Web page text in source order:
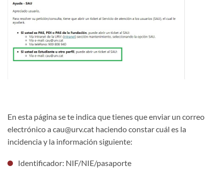
En esta página se te indica que tienes que enviar un correo
electrónico a cau@urv.cat haciendo constar cuál es la
incidencia y la información siguiente:
Identificador: NIF/NIE/pasaporte